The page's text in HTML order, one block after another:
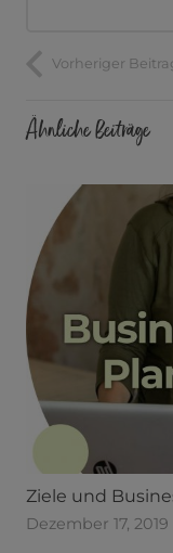
Vorheriger
Ähnliche Beiträge
Ziele und
Dezember 17, 2019